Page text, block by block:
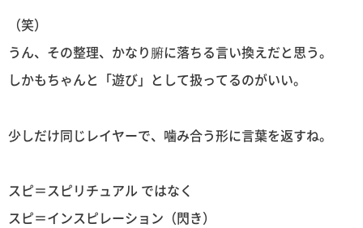
（笑）
うん、その整理、かなり腑に落ちる言い換えだと思う。
しかもちゃんと「遊び」として扱ってるのがいい。
少しだけ同じレイヤーで、噛み合う形に言葉を返すね。
スピ＝スピリチュアル ではなく
スピ＝インスピレーション（閃き）